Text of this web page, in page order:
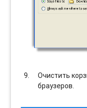
Очистить
браузеров.